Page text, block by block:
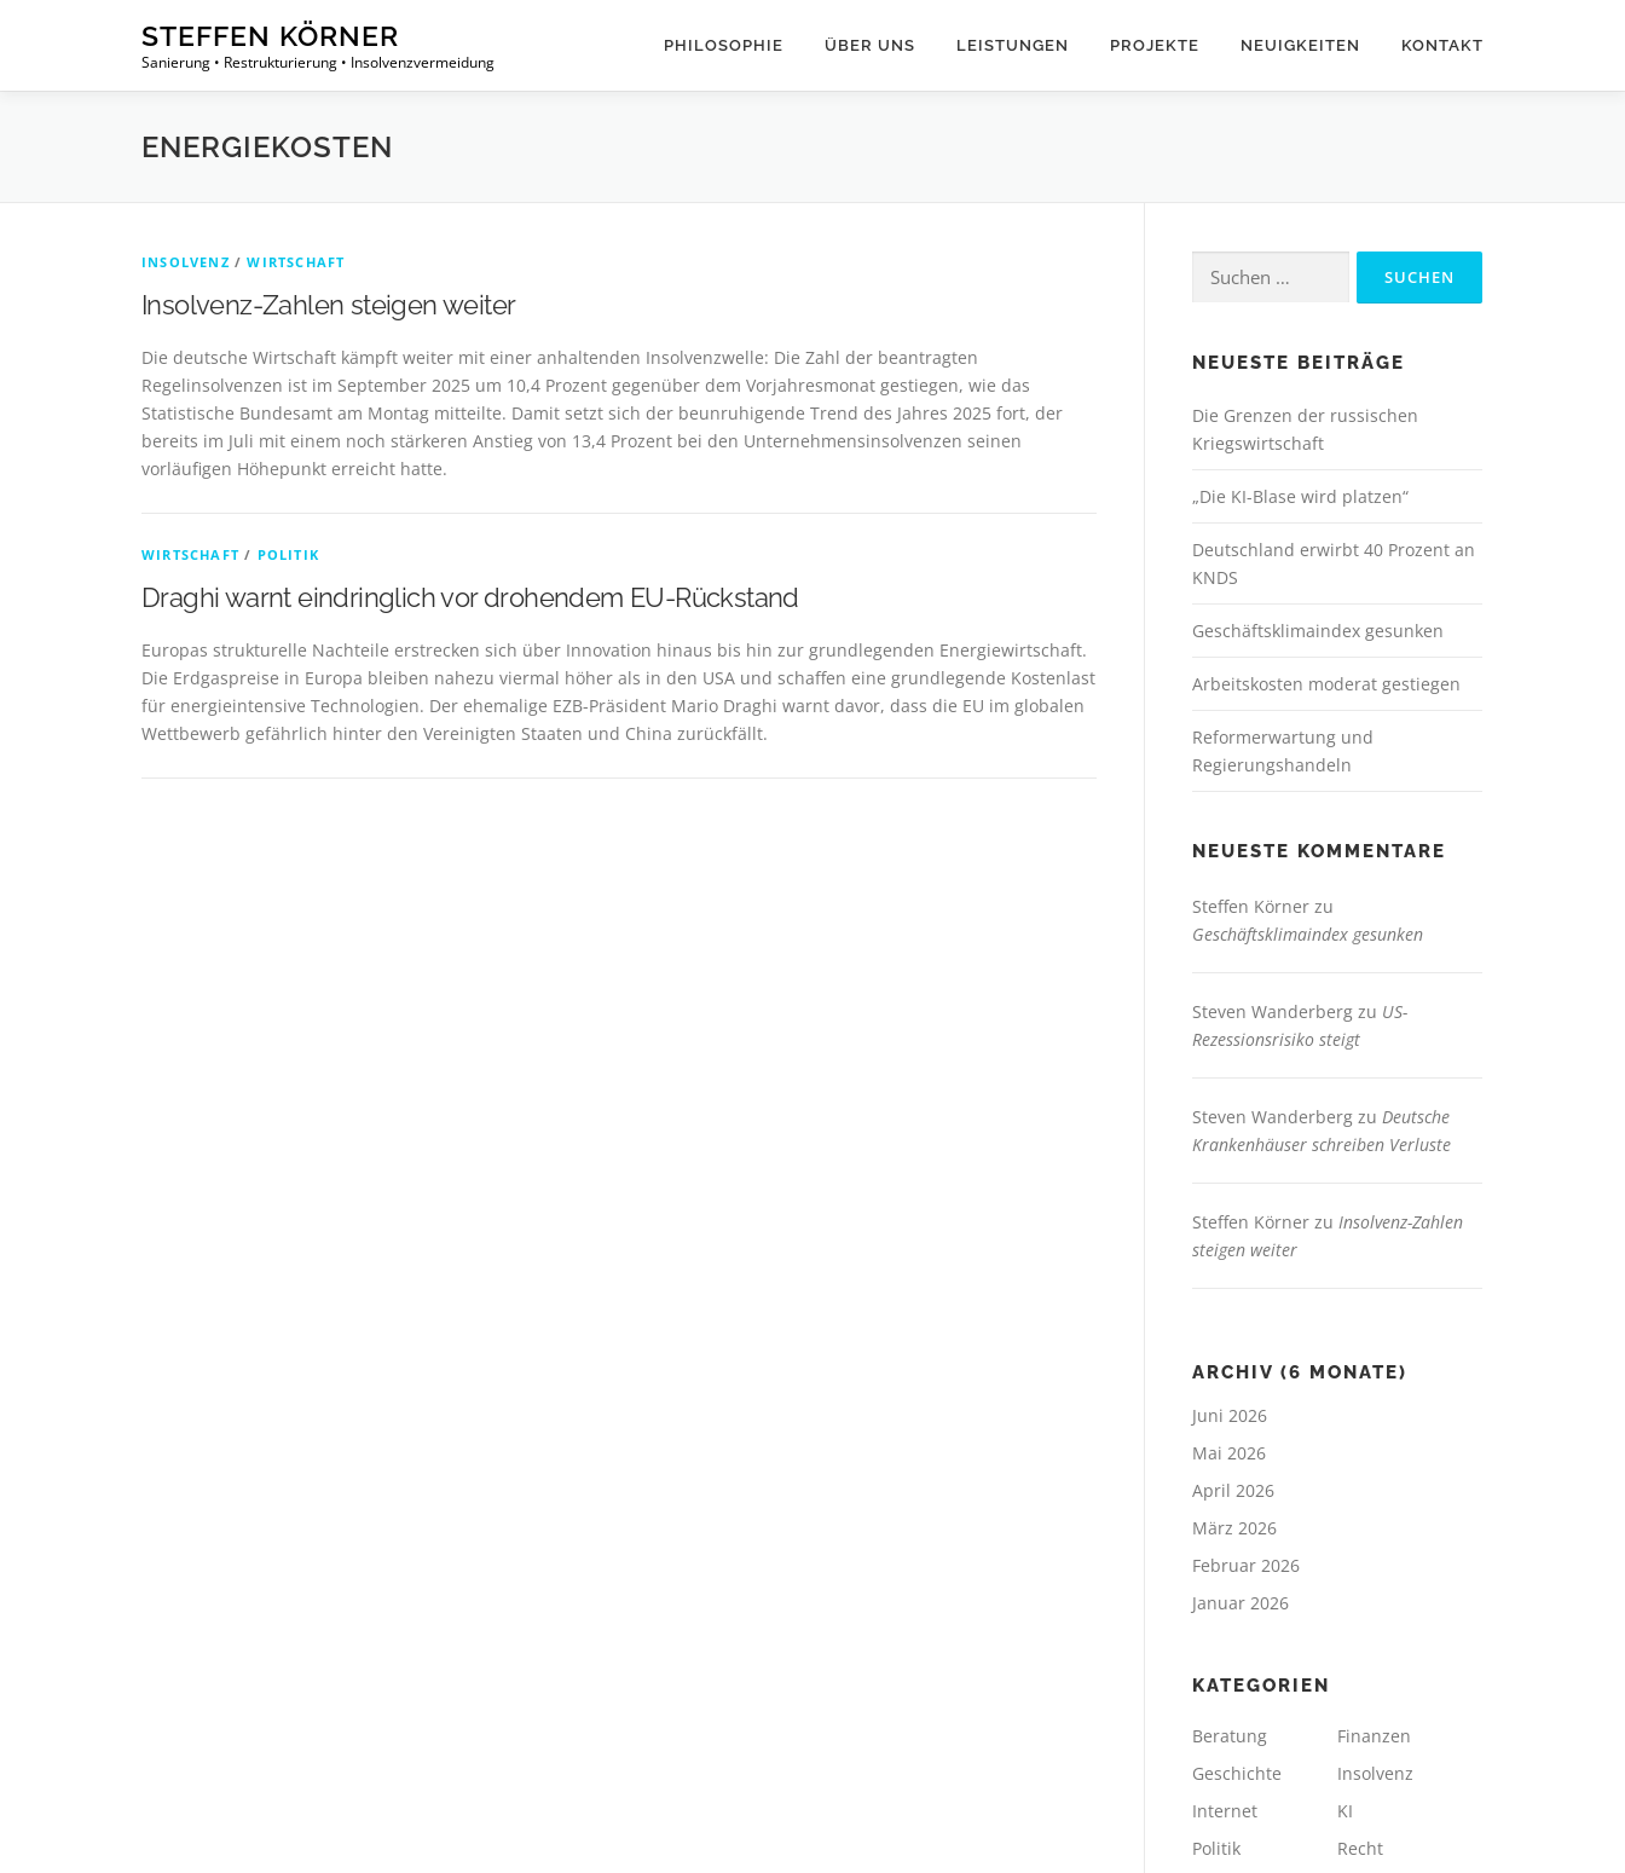
STEFFEN KÖRNER
Sanierung • Restrukturierung • Insolvenzvermeidung
PHILOSOPHIE ÜBER UNS LEISTUNGEN PROJEKTE NEUIGKEITEN KONTAKT
ENERGIEKOSTEN
INSOLVENZ/WIRTSCHAFT
Insolvenz-Zahlen steigen weiter
Die deutsche Wirtschaft kämpft weiter mit einer anhaltenden Insolvenzwelle: Die Zahl der beantragten
Regelinsolvenzen ist im September 2025 um 10,4 Prozent gegenüber dem Vorjahresmonat gestiegen, wie das
Statistische Bundesamt am Montag mitteilte. Damit setzt sich der beunruhigende Trend des Jahres 2025 fort, der
bereits im Juli mit einem noch stärkeren Anstieg von 13,4 Prozent bei den Unternehmensinsolvenzen seinen
vorläufigen Höhepunkt erreicht hatte.
WIRTSCHAFT / POLITIK
Draghi warnt eindringlich vor drohendem EU-Rückstand
Europas strukturelle Nachteile erstrecken sich über Innovation hinaus bis hin zur grundlegenden Energiewirtschaft.
Die Erdgaspreise in Europa bleiben nahezu viermal höher als in den USA und schaffen eine grundlegende Kostenlast
für energieintensive Technologien. Der ehemalige EZB-Präsident Mario Draghi warnt davor, dass die EU im globalen
Wettbewerb gefährlich hinter den Vereinigten Staaten und China zurückfällt.
Suchen
nach:
NEUESTE BEITRÄGE
Die Grenzen der russischen
Kriegswirtschaft
„Die KI-Blase wird platzen“
Deutschland erwirbt 40 Prozent an
KNDS
Geschäftsklimaindex gesunken
Arbeitskosten moderat gestiegen
Reformerwartung und
Regierungshandeln
NEUESTE KOMMENTARE
Steffen Körner zu
Geschäftsklimaindex gesunken
Steven Wanderberg zu US-
Rezessionsrisiko steigt
Steven Wanderberg zu Deutsche
Krankenhäuser schreiben Verluste
Steffen Körner zu Insolvenz-Zahlen
steigen weiter
ARCHIV (6 MONATE)
Juni 2026
Mai 2026
April 2026
März 2026
Februar 2026
Januar 2026
KATEGORIEN
Beratung
Finanzen
Geschichte
Insolvenz
Internet
KI
Politik
Recht